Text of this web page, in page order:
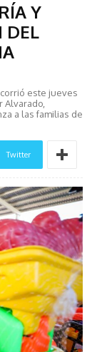
Y
DEL
este jueves
Alvarado,
a las familias de
Twitter